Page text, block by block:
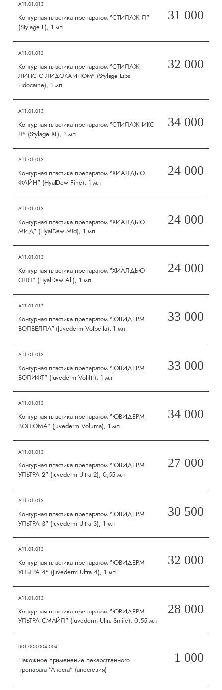
А11.01.013
Контурная пластика препаратом "СТИЛАЖ Л"
(Stylage L), 1 мл
31 000
А11.01.013
Контурная пластика препаратом "СТИЛАЖ
ЛИПС С ЛИДОКАИНОМ" (Stylage Lips
Lidocaine), 1 мл
32 000
А11.01.013
Контурная пластика препаратом "СТИЛАЖ ИКС
Л" (Stylage XL), 1 мл
34 000
А11.01.013
Контурная пластика препаратом "ХИАЛДЬЮ
ФАЙН" (HyalDew Fine), 1 мл
24 000
А11.01.013
Контурная пластика препаратом "ХИАЛДЬЮ
МИД" (HyalDew Mid), 1 мл
24 000
А11.01.013
Контурная пластика препаратом "ХИАЛДЬЮ
ОЛЛ" (HyalDew All), 1 мл
24 000
А11.01.013
Контурная пластика препаратом "ЮВИДЕРМ
ВОЛБЕЛЛА" (Juvederm Volbella), 1 мл
33 000
А11.01.013
Контурная пластика препаратом "ЮВИДЕРМ
ВОЛИФТ" (Juvederm Volift ), 1 мл
33 000
А11.01.013
Контурная пластика препаратом "ЮВИДЕРМ
ВОЛЮМА" (Juvederm Voluma), 1 мл
34 000
А11.01.013
Контурная пластика препаратом "ЮВИДЕРМ
УЛЬТРА 2" (Juvederm Ultra 2), 0,55 мл
27 000
А11.01.013
Контурная пластика препаратом "ЮВИДЕРМ
УЛЬТРА 3" (Juvederm Ultra 3), 1 мл
30 500
А11.01.013
Контурная пластика препаратом "ЮВИДЕРМ
УЛЬТРА 4" (Juvederm Ultra 4), 1 мл
32 000
А11.01.013
Контурная пластика препаратом "ЮВИДЕРМ
УЛЬТРА СМАЙЛ" (Juvederm Ultra Smile), 0,55 мл
28 000
B01.003.004.004
Накожное применение лекарственного
препарата "Анеста" (анестезия)
1 000